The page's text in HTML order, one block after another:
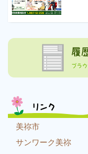
履
ブラ
リンク
美祢市
サンワーク美祢